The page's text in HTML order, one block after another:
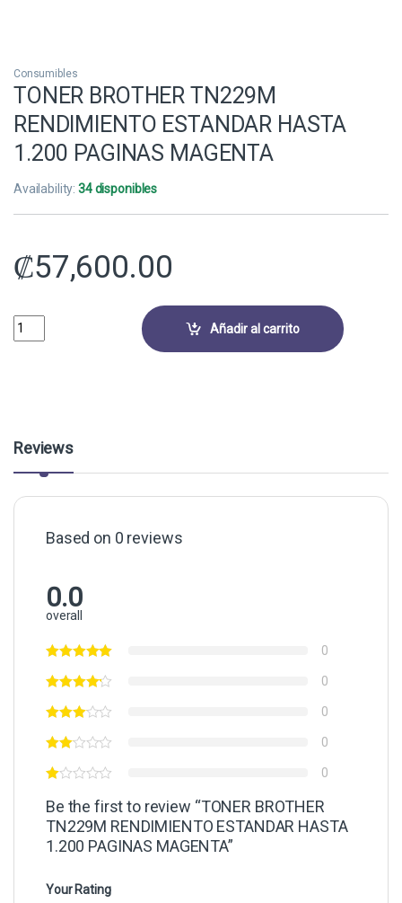
Consumibles
TONER BROTHER TN229M
RENDIMIENTO ESTANDAR HASTA
1.200 PAGINAS MAGENTA
Availability:34 disponibles
₡57,600.00
TONER BROTHER TN229M RENDIMIENTO ESTANDAR HASTA 1.200
Añadir al carrito
Reviews
Based on 0 reviews
0.0
overall
0
0
0
0
0
Be the first to review “TONER BROTHER
TN229M RENDIMIENTO ESTANDAR HASTA
1.200 PAGINAS MAGENTA”
Your Rating